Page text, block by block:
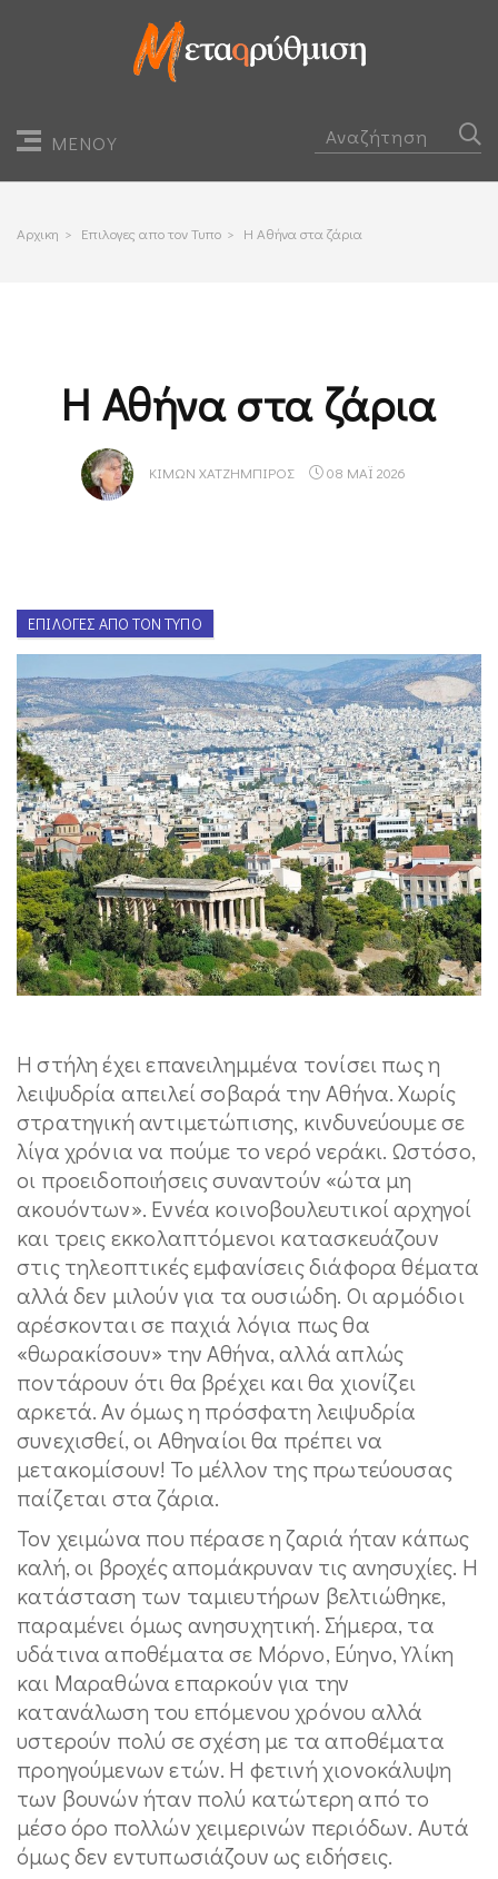
ΜΕΝΟΥ
Αρχικη > Επιλογες απο τον Τυπο > Η Αθήνα στα ζάρια
Η Αθήνα στα ζάρια
ΚΊΜΩΝ ΧΑΤΖΗΜΠΊΡΟΣ 08 ΜΑΪ 2026
ΕΠΙΛΟΓΈΣ ΑΠΌ ΤΟΝ ΤΎΠΟ
Η στήλη έχει επανειλημμένα τονίσει πως η
λειψυδρία απειλεί σοβαρά την Αθήνα. Χωρίς
στρατηγική αντιμετώπισης, κινδυνεύουμε σε
λίγα χρόνια να πούμε το νερό νεράκι. Ωστόσο,
οι προειδοποιήσεις συναντούν «ώτα μη
ακουόντων». Εννέα κοινοβουλευτικοί αρχηγοί
και τρεις εκκολαπτόμενοι κατασκευάζουν
στις τηλεοπτικές εμφανίσεις διάφορα θέματα
αλλά δεν μιλούν για τα ουσιώδη. Οι αρμόδιοι
αρέσκονται σε παχιά λόγια πως θα
«θωρακίσουν» την Αθήνα, αλλά απλώς
ποντάρουν ότι θα βρέχει και θα χιονίζει
αρκετά. Αν όμως η πρόσφατη λειψυδρία
συνεχισθεί, οι Αθηναίοι θα πρέπει να
μετακομίσουν! Το μέλλον της πρωτεύουσας
παίζεται στα ζάρια.
Τον χειμώνα που πέρασε η ζαριά ήταν κάπως
καλή, οι βροχές απομάκρυναν τις ανησυχίες. Η
κατάσταση των ταμιευτήρων βελτιώθηκε,
παραμένει όμως ανησυχητική. Σήμερα, τα
υδάτινα αποθέματα σε Μόρνο, Εύηνο, Υλίκη
και Μαραθώνα επαρκούν για την
κατανάλωση του επόμενου χρόνου αλλά
υστερούν πολύ σε σχέση με τα αποθέματα
προηγούμενων ετών. Η φετινή χιονοκάλυψη
των βουνών ήταν πολύ κατώτερη από το
μέσο όρο πολλών χειμερινών περιόδων. Αυτά
όμως δεν εντυπωσιάζουν ως ειδήσεις.